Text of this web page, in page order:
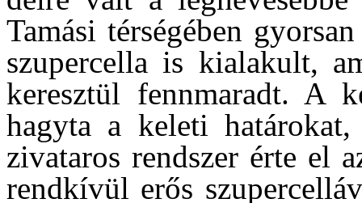
Tamási térségében
szupercella is kialakult,
keresztül fennmaradt. A
hagyta a keleti
zivataros rendszer érte el
rendkívül erős